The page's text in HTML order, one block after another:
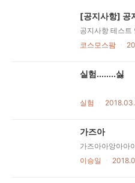
[공지사항] 공
공지사항 테스트
코스모스팜
실험........싫
실험
가즈아
가즈아아앙아아
이승일